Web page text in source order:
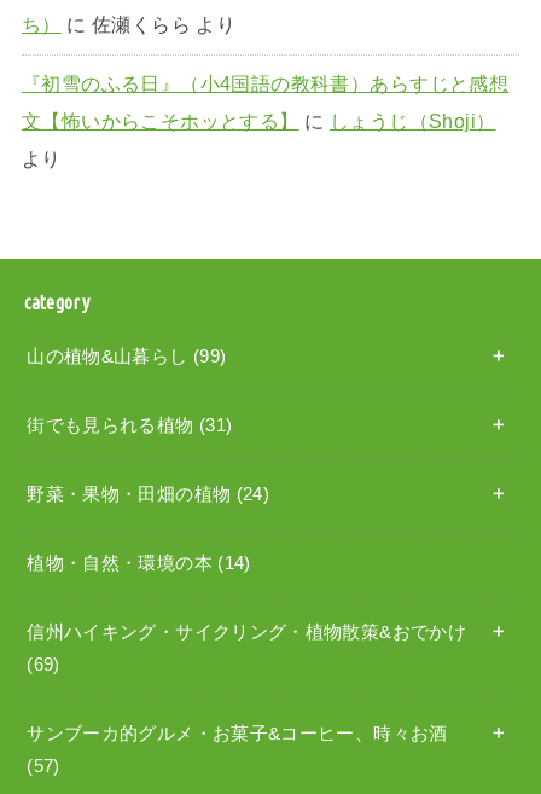
ち）
に 佐瀬くらら より
『初雪のふる日』（小4国語の教科書）あらすじと感想
文【怖いからこそホッとする】
に しょうじ（Shoji）
より
category
山の植物&山暮らし (99)
街でも見られる植物 (31)
野菜・果物・田畑の植物 (24)
植物・自然・環境の本 (14)
信州ハイキング・サイクリング・植物散策&おでかけ
(69)
サンブーカ的グルメ・お菓子&コーヒー、時々お酒
(57)